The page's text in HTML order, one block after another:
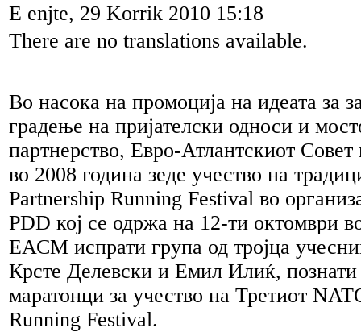
E enjte, 29 Korrik 2010 15:18
There are no translations available.
Во насока на промоција на идеата за
градење на пријателски односи и
партнерство, Евро-Атлантскиот
во 2008 година зеде учество на
Partnership Running Festival во
PDD кој се одржа на 12-ти октомври
ЕАСМ испрати група од тројца
Крсте Делевски и Емил Илиќ, познати
маратонци за учество на Третиот
Running Festival.